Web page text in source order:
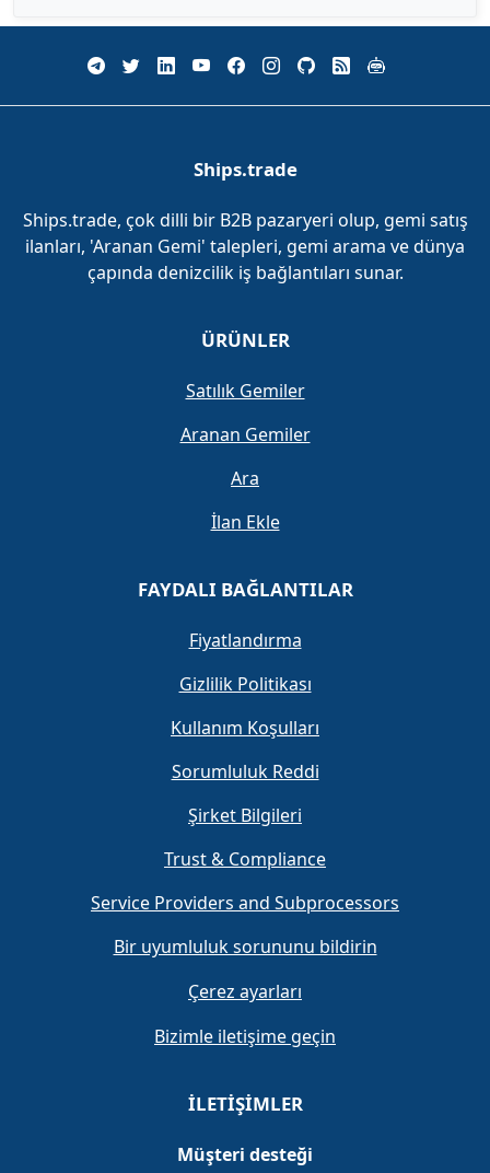
Ships.trade
Ships.trade, çok dilli bir B2B pazaryeri olup, gemi satış
ilanları, 'Aranan Gemi' talepleri, gemi arama ve dünya
çapında denizcilik iş bağlantıları sunar.
ÜRÜNLER
Satılık Gemiler
Aranan Gemiler
Ara
İlan Ekle
FAYDALI BAĞLANTILAR
Fiyatlandırma
Gizlilik Politikası
Kullanım Koşulları
Sorumluluk Reddi
Şirket Bilgileri
Trust & Compliance
Service Providers and Subprocessors
Bir uyumluluk sorununu bildirin
Çerez ayarları
Bizimle iletişime geçin
İLETIŞIMLER
Müşteri desteği